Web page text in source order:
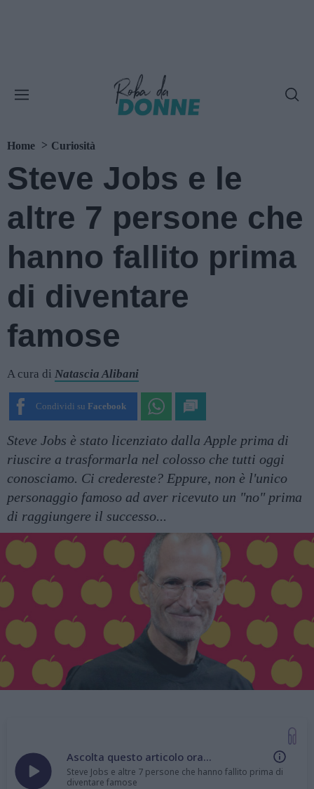
Home Curiosità
Steve Jobs e le
altre 7 persone che
hanno fallito prima
di diventare
famose
A cura di Natascia Alibani
Condividi su Facebook
Steve Jobs è stato licenziato dalla Apple prima di
riuscire a trasformarla nel colosso che tutti oggi
conosciamo. Ci credereste? Eppure, non è l'unico
personaggio famoso ad aver ricevuto un "no" prima
di raggiungere il successo...
Ascolta questo articolo ora...
Steve Jobs e altre 7 persone che hanno fallito prima di
diventare famose